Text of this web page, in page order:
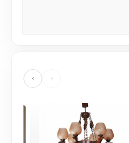
‹
›